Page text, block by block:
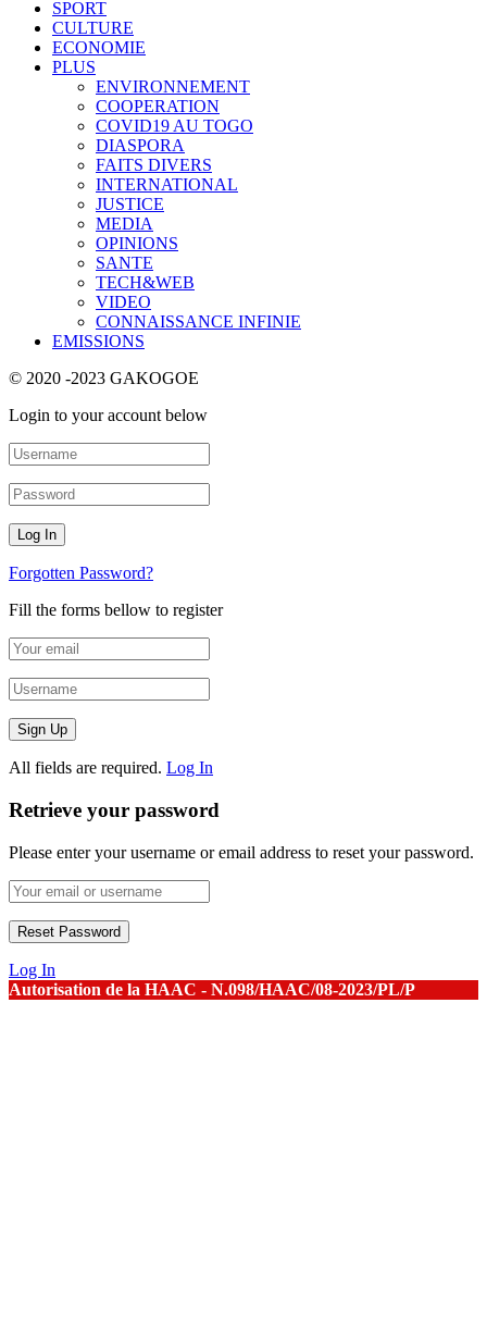
SPORT
CULTURE
ECONOMIE
PLUS
ENVIRONNEMENT
COOPERATION
COVID19 AU TOGO
DIASPORA
FAITS DIVERS
INTERNATIONAL
JUSTICE
MEDIA
OPINIONS
SANTE
TECH&WEB
VIDEO
CONNAISSANCE INFINIE
EMISSIONS
© 2020 -2023 GAKOGOE
Login to your account below
Forgotten Password?
Fill the forms bellow to register
All fields are required. Log In
Retrieve your password
Please enter your username or email address to reset your password.
Log In
Autorisation de la HAAC - N.098/HAAC/08-2023/PL/P